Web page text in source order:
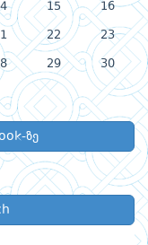
15 16
22 23
29 30
ზე